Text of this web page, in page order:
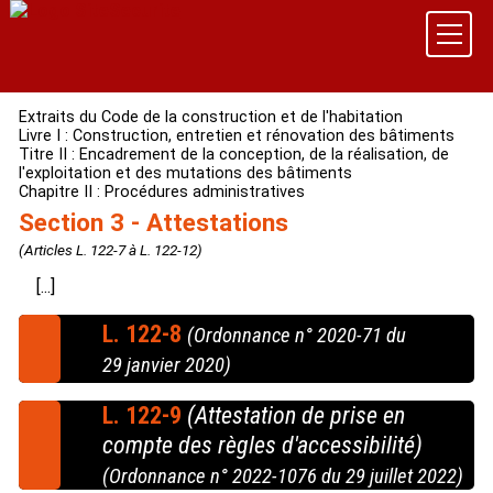
Extraits du Code de la construction et de l'habitation
Livre I : Construction, entretien et rénovation des bâtiments
Titre II : Encadrement de la conception, de la réalisation, de
l'exploitation et des mutations des bâtiments
Chapitre II : Procédures administratives
Section 3 - Attestations
(Articles L. 122-7 à L. 122-12)
[...]
L. 122-8 (Ordonnance n° 2020-71 du
29 janvier 2020)
bâtiments soumis à permis de construire et des
travaux de rénovation de bâtiments existants soumis
à autorisation de construire, le maître d'ouvrage
fournit à l'autorité qui a délivré l'autorisation un
L. 122-9 (Attestation de prise en
compte des règles d'accessibilité)
(Ordonnance n° 2022-1076 du 29 juillet 2022)